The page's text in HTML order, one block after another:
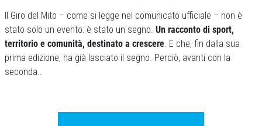
Il Giro del Mito – come si legge nel comunicato ufficiale – non è
stato solo un evento: è stato un segno. Un racconto di sport,
territorio e comunità, destinato a crescere. E che, fin dalla sua
prima edizione, ha già lasciato il segno. Perciò, avanti con la
seconda…